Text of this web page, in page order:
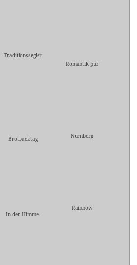
Traditionssegler
Romantik pur
Brotbacktag
Nürnberg
In den Himmel
Rainbow